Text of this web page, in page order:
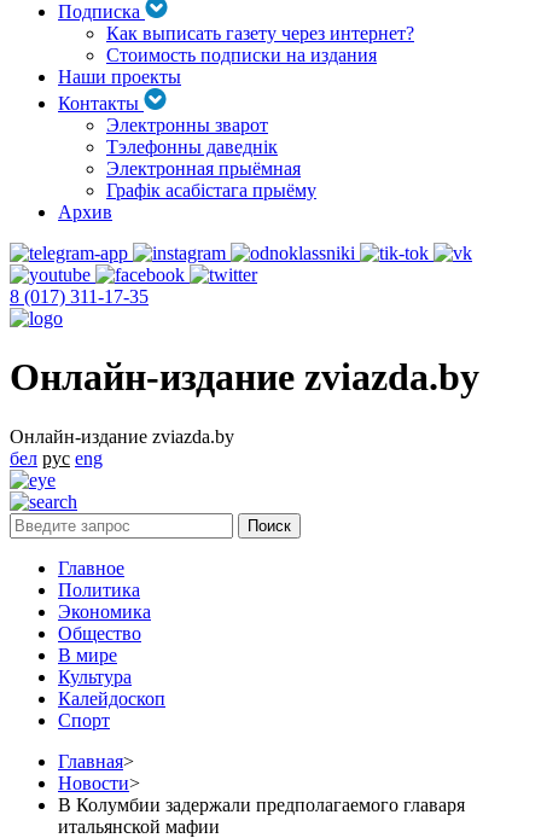
Подписка
Как выписать газету через интернет?
Стоимость подписки на издания
Наши проекты
Контакты
Электронны зварот
Тэлефонны даведнік
Электронная прыёмная
Графік асабістага прыёму
Архив
8 (017) 311-17-35
Онлайн-издание zviazda.by
Онлайн-издание zviazda.by
бел рус eng
Главное
Политика
Экономика
Общество
В мире
Культура
Калейдоскоп
Спорт
Главная>
Новости>
В Колумбии задержали предполагаемого главаря
итальянской мафии